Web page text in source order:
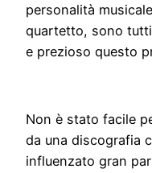
personalità
quartetto, sono
e prezioso questo
Non è stato facile
da una discografia
influenzato gran